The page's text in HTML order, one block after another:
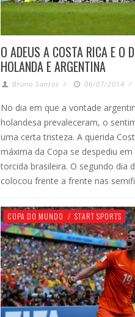
O ADEUS A COSTA RICA E O
HOLANDA E ARGENTINA
Bruno Santos / 06/07/2014 /
No dia em que a vontade
holandesa prevaleceram, o
uma certa tristeza. A querida
máxima da Copa se despediu
torcida brasileira. O segundo dia
colocou frente a frente nas
COPA DO MUNDO / START SPORTS